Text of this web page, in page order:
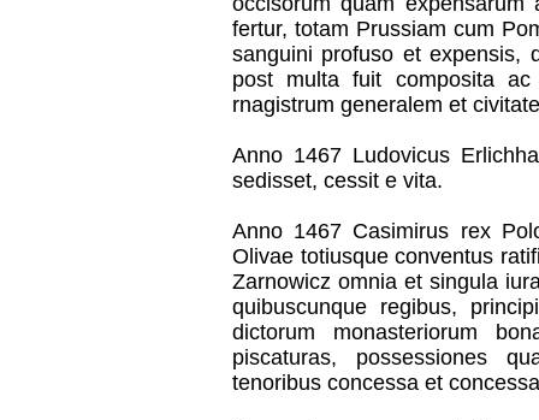
fertur, totam Prussiam cum
sanguini profuso et expensis,
post multa fuit composita
rnagistrum generalem et
Anno 1467 Ludovicus
sedisset, cessit e vita.
Anno 1467 Casimirus rex
Olivae totiusque conventus
Zarnowicz omnia et singula
quibuscunque regibus,
dictorum monasteriorum
piscaturas, possessiones
tenoribus concessa et